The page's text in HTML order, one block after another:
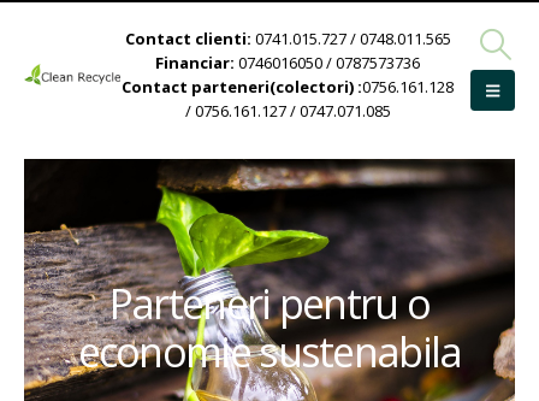
Contact clienti: 0741.015.727 / 0748.011.565
Financiar: 0746016050 / 0787573736
Contact parteneri(colectori) :0756.161.128
/ 0756.161.127 / 0747.071.085
Parteneri pentru o
economie sustenabila